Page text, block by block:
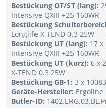
Bestückung OT/ST (lang):
Intensive QXIII +25 160WR
Bestückung
Longlife X-TEND 0.3 25W
Bestückung UT (lang): 17 x
Intensive QXIII +25 160WR
Bestückung UT (kurz): 6 x
X-TEND 0.3 25W
Bestückung GB-1: 3 x
Geräte-Hersteller: Ergoline
Butler-ID: